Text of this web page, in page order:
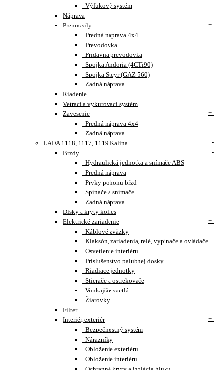
Výfukový systém
Náprava
Prenos sily
+-
Predná náprava 4x4
Prevodovka
Prídavná prevodovka
Spojka Andoria (4CTi90)
Spojka Steyr (GAZ-560)
Zadná náprava
Riadenie
Vetrací a vykurovací systém
Zavesenie
+-
Predná náprava 4x4
Zadná náprava
LADA 1118, 1117, 1119 Kalina
+-
Brzdy
+-
Hydraulická jednotka a snímače ABS
Predná náprava
Prvky pohonu bŕzd
Spínače a snímače
Zadná náprava
Disky a kryty kolies
Elektrické zariadenie
+-
Káblové zväzky
Klaksón, zariadenia, relé, vypínače a ovládače
Osvetlenie interiéru
Príslušenstvo palubnej dosky
Riadiace jednotky
Stierače a ostrekovače
Vonkajšie svetlá
Žiarovky
Filter
Interiér, exteriér
+-
Bezpečnostný systém
Nárazníky
Obloženie exteriéru
Obloženie interiéru